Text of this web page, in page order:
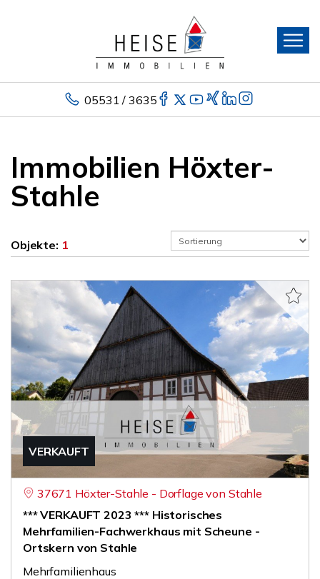
05531 / 3635
Immobilien Höxter-
Stahle
Objekte: 1
VERKAUFT
37671 Höxter-Stahle - Dorflage von Stahle
*** VERKAUFT 2023 *** Historisches
Mehrfamilien-Fachwerkhaus mit Scheune -
Ortskern von Stahle
Mehrfamilienhaus